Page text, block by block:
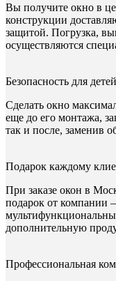
Вы получите окно в
конструкции
защитой. Погрузка,
осуществляются
Безопасность для детей
Сделать окно
еще до его монтажа,
так и после, заменив
Подарок каждому
При заказе окон в
подарок от компании
дополнительную
Профессиональная